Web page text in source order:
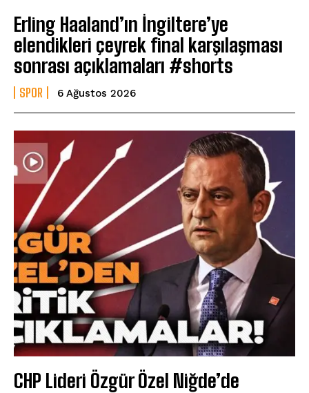
Erling Haaland’ın İngiltere’ye
elendikleri çeyrek final karşılaşması
sonrası açıklamaları #shorts
SPOR 6 Ağustos 2026
CHP Lideri Özgür Özel Niğde’de